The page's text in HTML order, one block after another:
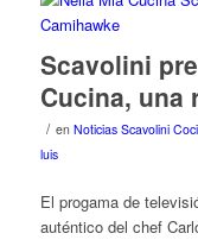
Scavolini
Cucina, una
/ en Noticias Scavolini
luis
El progama de
auténtico del chef